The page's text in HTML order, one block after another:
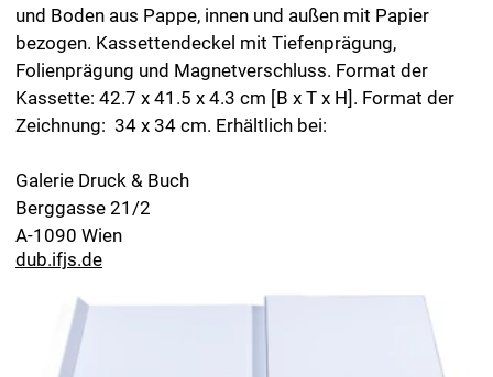
Vorzugsausgabe I / III mit Untitled (122/137), 2025, Bleistift auf Papier, 34 x
34 cm